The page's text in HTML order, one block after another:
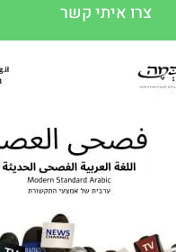
צרו איתי קשר